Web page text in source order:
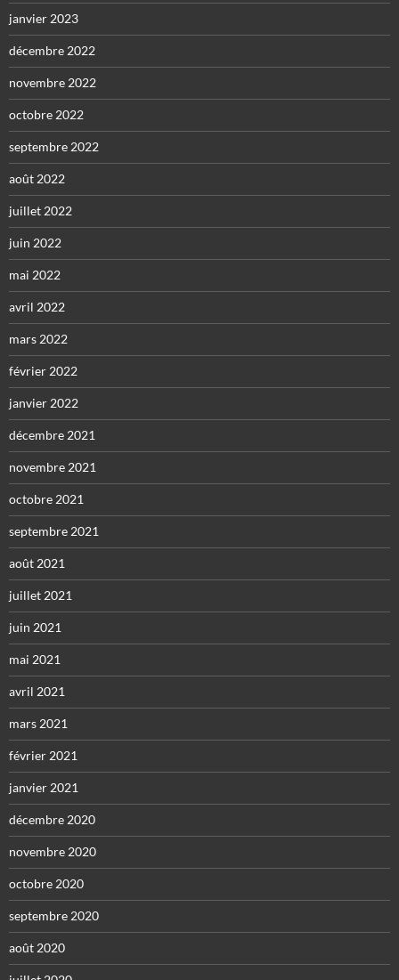
janvier 2023
décembre 2022
novembre 2022
octobre 2022
septembre 2022
août 2022
juillet 2022
juin 2022
mai 2022
avril 2022
mars 2022
février 2022
janvier 2022
décembre 2021
novembre 2021
octobre 2021
septembre 2021
août 2021
juillet 2021
juin 2021
mai 2021
avril 2021
mars 2021
février 2021
janvier 2021
décembre 2020
novembre 2020
octobre 2020
septembre 2020
août 2020